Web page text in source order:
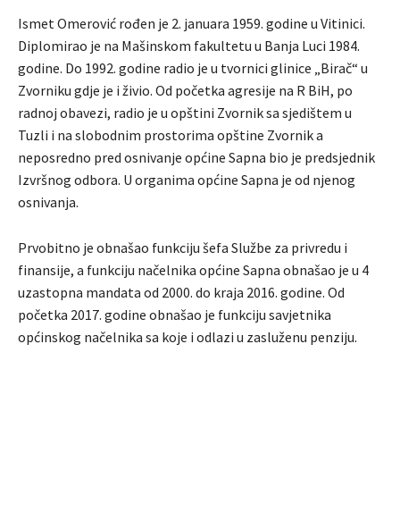
Ismet Omerović rođen je 2. januara 1959. godine u Vitinici.
Diplomirao je na Mašinskom fakultetu u Banja Luci 1984.
godine. Do 1992. godine radio je u tvornici glinice „Birač“ u
Zvorniku gdje je i živio. Od početka agresije na R BiH, po
radnoj obavezi, radio je u opštini Zvornik sa sjedištem u
Tuzli i na slobodnim prostorima opštine Zvornik a
neposredno pred osnivanje općine Sapna bio je predsjednik
Izvršnog odbora. U organima općine Sapna je od njenog
osnivanja.
Prvobitno je obnašao funkciju šefa Službe za privredu i
finansije, a funkciju načelnika općine Sapna obnašao je u 4
uzastopna mandata od 2000. do kraja 2016. godine. Od
početka 2017. godine obnašao je funkciju savjetnika
općinskog načelnika sa koje i odlazi u zasluženu penziju.